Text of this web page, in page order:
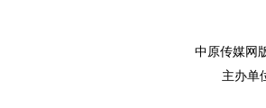
中原传媒网
主办单